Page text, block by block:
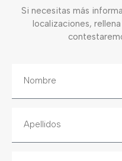
Si necesitas más
localizaciones,